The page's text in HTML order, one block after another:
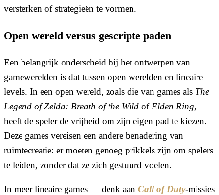
versterken of strategieën te vormen.
Open wereld versus gescripte paden
Een belangrijk onderscheid bij het ontwerpen van
gamewerelden is dat tussen open werelden en lineaire
levels. In een open wereld, zoals die van games als The
Legend of Zelda: Breath of the Wild of Elden Ring,
heeft de speler de vrijheid om zijn eigen pad te kiezen.
Deze games vereisen een andere benadering van
ruimtecreatie: er moeten genoeg prikkels zijn om spelers
te leiden, zonder dat ze zich gestuurd voelen.
In meer lineaire games — denk aan Call of Duty-missies